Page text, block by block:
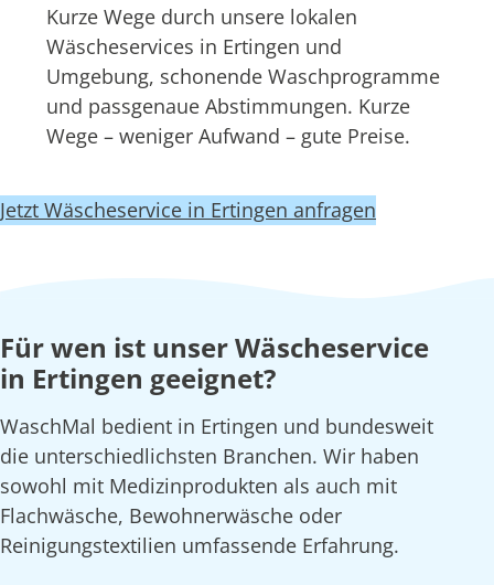
Kurze Wege durch unsere lokalen
Wäscheservices in Ertingen und
Umgebung, schonende Waschprogramme
und passgenaue Abstimmungen. Kurze
Wege – weniger Aufwand – gute Preise.
Jetzt Wäscheservice in Ertingen anfragen
Für wen ist unser Wäscheservice
in Ertingen geeignet?
WaschMal bedient in Ertingen und bundesweit
die unterschiedlichsten Branchen. Wir haben
sowohl mit Medizinprodukten als auch mit
Flachwäsche, Bewohnerwäsche oder
Reinigungstextilien umfassende Erfahrung.